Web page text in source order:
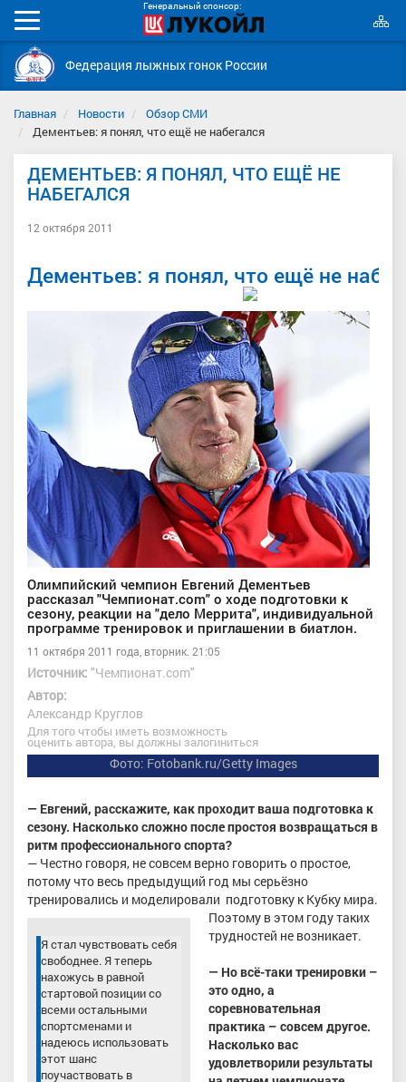
Генеральный спонсор:
Мобильное
меню
Федерация лыжных гонок России
Главная Новости
Обзор СМИ
Дементьев: я понял, что ещё не набегался
ДЕМЕНТЬЕВ: Я ПОНЯЛ, ЧТО ЕЩЁ НЕ
НАБЕГАЛСЯ
12 октября 2011
Дементьев: я понял, что ещё не
Олимпийский чемпион Евгений Дементьев
рассказал "Чемпионат.com" о ходе подготовки к
сезону, реакции на "дело Меррита", индивидуальной
программе тренировок и приглашении в биатлон.
11 октября 2011 года, вторник. 21:05
Источник: "Чемпионат.com"
Автор:
Александр Круглов
Для того чтобы иметь возможность
оценить автора, вы должны залогиниться
Фото: Fotobank.ru/Getty Images
— Евгений, расскажите, как проходит ваша подготовка к
сезону. Насколько сложно после простоя возвращаться в
ритм профессионального спорта?
— Честно говоря, не совсем верно говорить о простое,
потому что весь предыдущий год мы серьёзно
тренировались и моделировали
Я стал чувствовать себя
свободнее. Я теперь
нахожусь в равной
стартовой позиции со
всеми остальными
спортсменами и
надеюсь использовать
этот шанс
поучаствовать в
подготовку к Кубку мира.
Поэтому в этом году таких
трудностей не возникает.
— Но всё-таки тренировки –
это одно, а
соревновательная
практика – совсем другое.
Насколько вас
удовлетворили результаты